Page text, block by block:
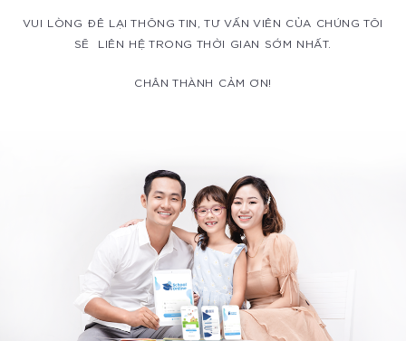
VUI LÒNG ĐÊ LẠI THÔNG TIN, TƯ VẤN VIÊN CỦA CHÚNG TÔI
SẼ LIÊN HỆ TRONG THỜI GIAN SỚM NHẤT.
CHÂN THÀNH CẢM ƠN!